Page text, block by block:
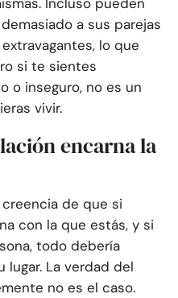
a sus parejas
lo que
si te sientes
o inseguro, no es un
vivir.
encarna la
de que si
con la que estás, y si
todo debería
lugar. La verdad del
no es el caso.